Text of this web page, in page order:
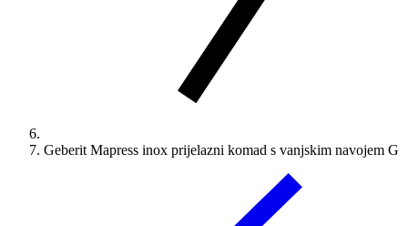
Geberit Mapress inox prijelazni komad s vanjskim navojem G